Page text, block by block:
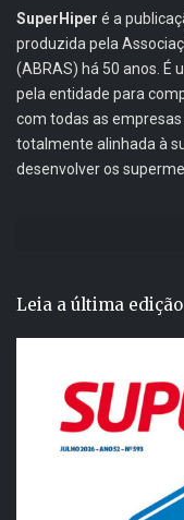
SuperHiper é a
produzida pela
(ABRAS) há 50 anos.
pela entidade para
com todas as
totalmente alinhada à
desenvolver os
Leia a última edição